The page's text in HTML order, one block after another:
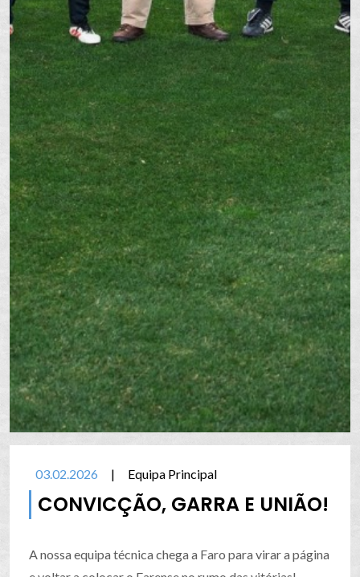
03.02.2026 | Equipa Principal
CONVICÇÃO, GARRA E UNIÃO!
A nossa equipa técnica chega a Faro para virar a página